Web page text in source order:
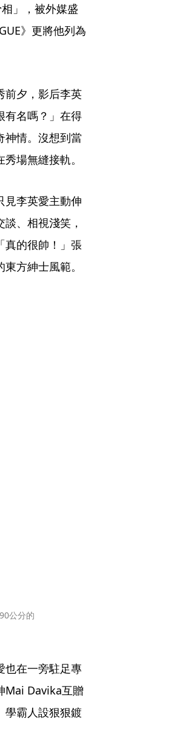
」，被外媒盛
》更將他列為
前夕，影后李英
有名嗎？」在得
神情。沒想到當
場無縫接軌。
見李英愛主動伸
、相視淺笑，
真的很帥！」張
方紳士風範。
公分的
也在一旁駐足專
Mai Davika互贈
學霸人設狠狠鍍